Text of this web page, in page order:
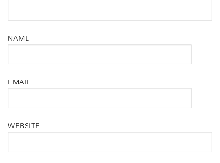
NAME
EMAIL
WEBSITE